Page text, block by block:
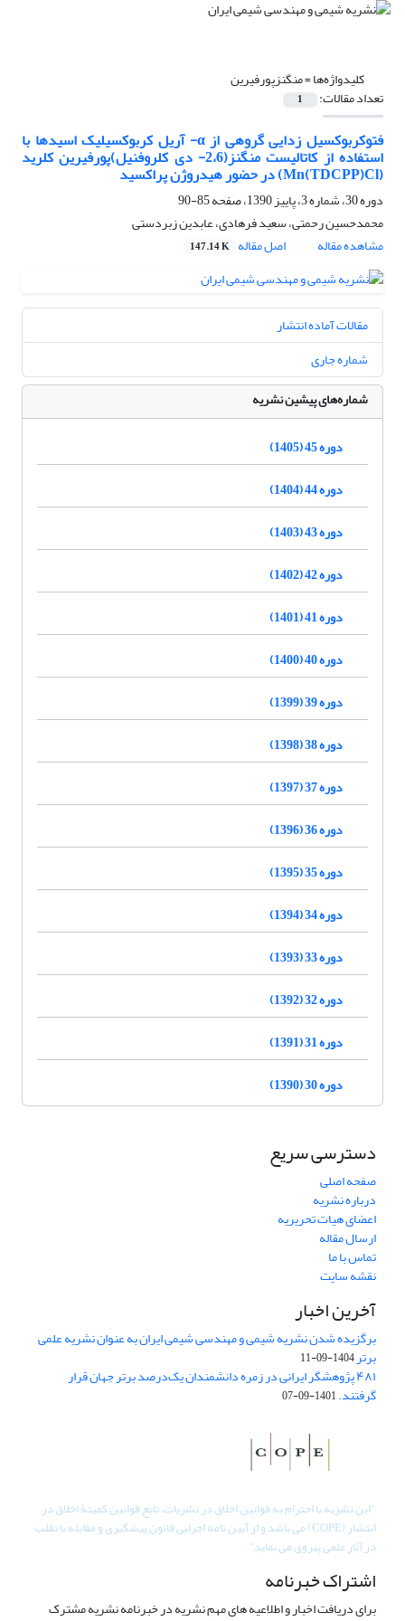
کلیدواژه‌ها =منگنزپورفیرین
تعداد مقالات: 1
فتوکربوکسیل زدایی گروهی از α- آریل کربوکسیلیک اسیدها با
استفاده از کاتالیست منگنز(2،6- دی کلروفنیل)پورفیرین کلرید
(Mn(TDCPP)Cl) در حضور هیدروژن پراکسید
دوره 30، شماره 3، پاییز 1390، صفحه
85-90
محمدحسین رحمتی، سعید فرهادی، عابدین زبردستی
مشاهده مقاله
اصل مقاله 147.14 K
مقالات آماده انتشار
شماره جاری
شماره‌های پیشین نشریه
دوره 45 (1405)
دوره 44 (1404)
دوره 43 (1403)
دوره 42 (1402)
دوره 41 (1401)
دوره 40 (1400)
دوره 39 (1399)
دوره 38 (1398)
دوره 37 (1397)
دوره 36 (1396)
دوره 35 (1395)
دوره 34 (1394)
دوره 33 (1393)
دوره 32 (1392)
دوره 31 (1391)
دوره 30 (1390)
دسترسی سریع
صفحه اصلی
درباره نشریه
اعضای هیات تحریریه
ارسال مقاله
تماس با ما
نقشه سایت
آخرین اخبار
برگزیده شدن نشریه شیمی و مهندسی شیمی ایران به عنوان نشریه علمی
برتر1404-09-11
۴۸۱ پژوهشگر ایرانی در زمره دانشمندان یک‌درصد برتر جهان قرار
گرفتند.1401-09-07
"این نشریه با احترام به قوانین اخلاق در نشریات، تابع قوانین کمیتۀ اخلاق در
انتشار (COPE) می باشد و از آیین نامه اجرایی قانون پیشگیری و مقابله با تقلب
در آثار علمی پیروی می نماید".
اشتراک خبرنامه
برای دریافت اخبار و اطلاعیه های مهم نشریه در خبرنامه نشریه مشترک